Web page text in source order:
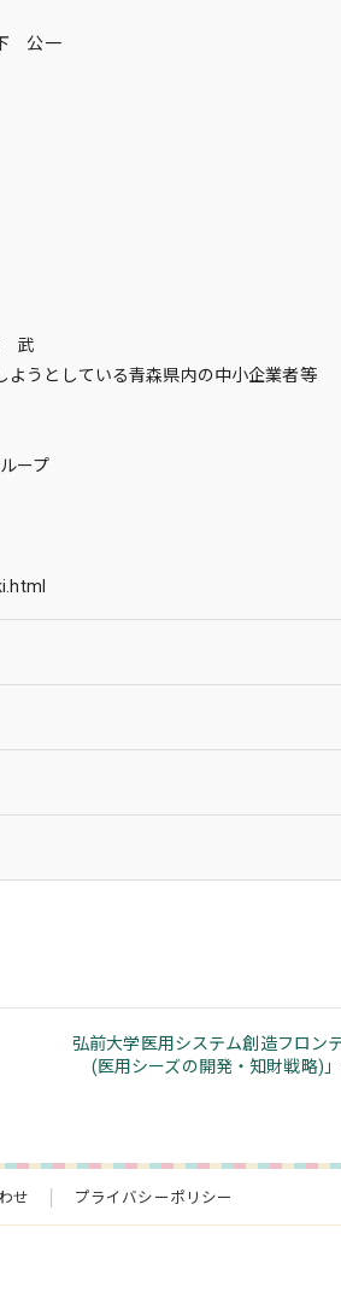
公一
武
うとしている青森県内の中小企業者等
ープ
弘前大学医用システム創造フロン
(医用シーズの開発・知財戦略)
せ プライバシーポリシー